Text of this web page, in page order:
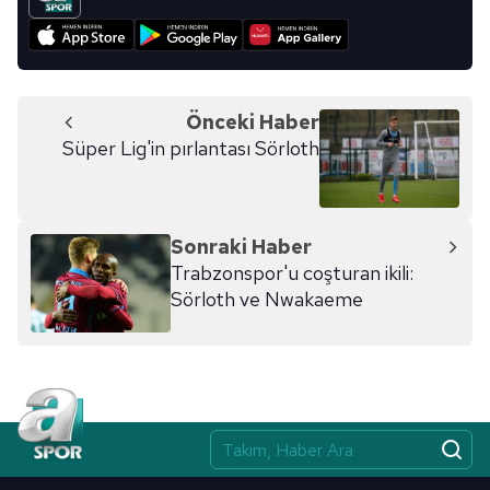
Önceki Haber
Süper Lig'in pırlantası Sörloth
Sonraki Haber
Trabzonspor'u coşturan ikili:
Sörloth ve Nwakaeme